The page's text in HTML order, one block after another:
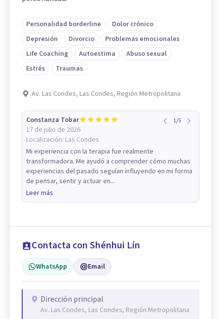
Personalidad borderline
Dolor crónico
Depresión
Divorcio
Problemas emocionales
Life Coaching
Autoestima
Abuso sexual
Estrés
Traumas
Av. Las Condes, Las Condes, Región Metropolitana
Constanza Tobar
17 de julio de 2026
Localización: Las Condes
1/5
Mi experiencia con la terapia fue realmente
transformadora. Me ayudó a comprender cómo muchas
experiencias del pasado seguían influyendo en mi forma
de pensar, sentir y actuar en...
Leer más
Contacta con Shénhui Lín
WhatsApp Email
Dirección principal
Av. Las Condes, Las Condes, Región Metropolitana